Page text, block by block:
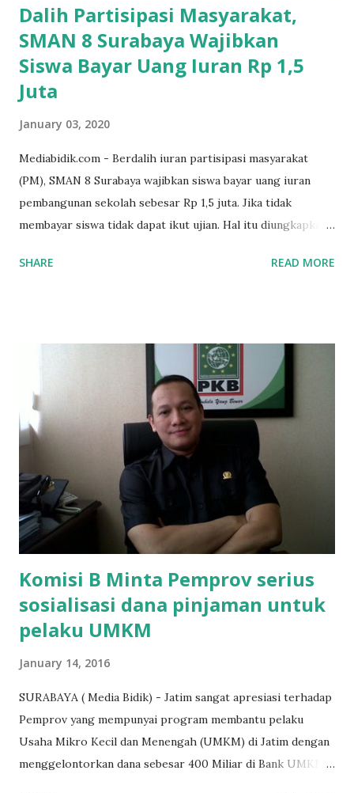
Dalih Partisipasi Masyarakat,
SMAN 8 Surabaya Wajibkan
Siswa Bayar Uang Iuran Rp 1,5
Juta
January 03, 2020
Mediabidik.com - Berdalih iuran partisipasi masyarakat
(PM), SMAN 8 Surabaya wajibkan siswa bayar uang iuran
pembangunan sekolah sebesar Rp 1,5 juta. Jika tidak
membayar siswa tidak dapat ikut ujian. Hal itu diungkapkan
SMAN 8 Jalan Iskandar Muda Surabaya mengatakan, ada
Mujib menambahkan, akhirnya terpaksa ortu nya pinjam
uang tetangga 500 ribu, agar anaknya bisa ikut ujian.
"Kasihan dia sudah tidak punya ayah, ibunya saudara saya,
kerja sebagai pembantu rumah tangga. Tolong dibantu mas,
agar uang bisa kembali,"ungkapnya. Perihal adanya
penarikan uang iuran untuk pembangunan gedung sekolah,
dibenarkan oleh Atika Fadhilah siswa kelas XI saat
diwawancarai. "Benar, bilangnya wajib Rp 1,5 juta dan waktu
terakh...
SHARE READ MORE
Komisi B Minta Pemprov serius
sosialisasi dana pinjaman untuk
pelaku UMKM
January 14, 2016
SURABAYA ( Media Bidik) - Jatim sangat apresiasi terhadap
Pemprov yang mempunyai program membantu pelaku
Usaha Mikro Kecil dan Menengah (UMKM) di Jatim dengan
menggelontorkan dana sebesar 400 Miliar di Bank UMKM